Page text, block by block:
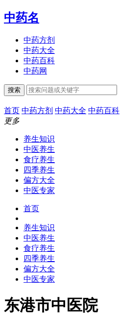
中药名
中药方剂
中药大全
中药百科
中药网
搜索
首页 中药方剂 中药大全 中药百科
更多
养生知识
中医养生
食疗养生
四季养生
偏方大全
中医专家
首页
养生知识
中医养生
食疗养生
四季养生
偏方大全
中医专家
东港市中医院